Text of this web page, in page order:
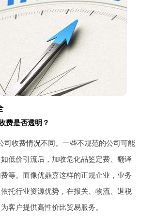
费是否透明？
司收费情况不同。一些不规范的公司可能
低价引流后，加收危化品鉴定费、翻译
等。而像优鼎嘉这样的正规企业，业务
托行业资源优势，在报关、物流、退税
客户提供高性价比贸易服务。